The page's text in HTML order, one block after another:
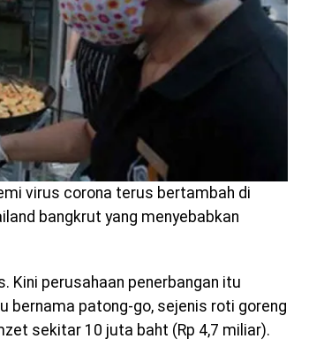
virus corona terus bertambah di
bangkrut yang menyebabkan
Kini perusahaan penerbangan itu
bernama patong-go, sejenis roti goreng
sekitar 10 juta baht (Rp 4,7 miliar).